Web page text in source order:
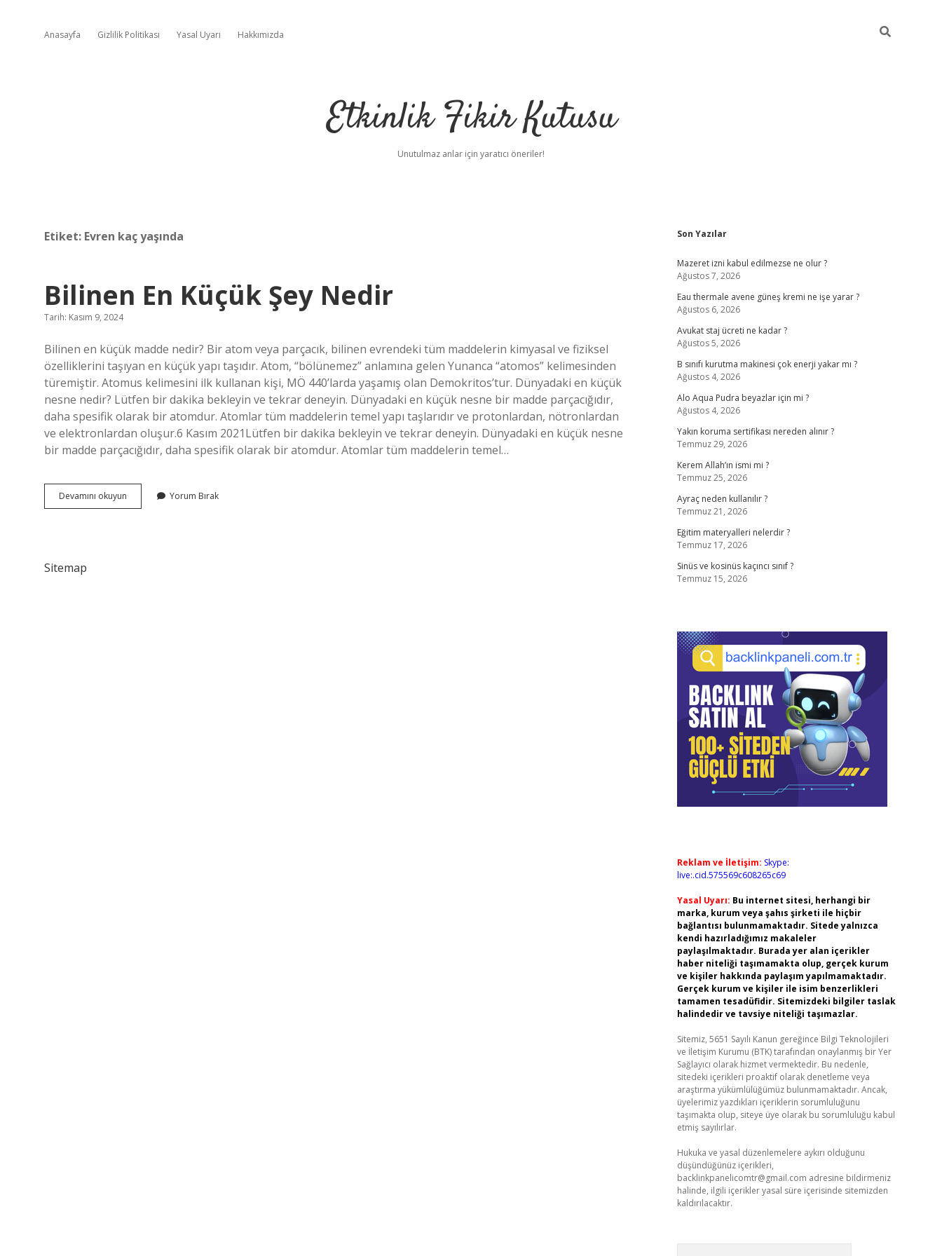
Anasayfa Gizlilik Politikası Yasal Uyarı Hakkımızda
Etkinlik Fikir Kutusu
Unutulmaz anlar için yaratıcı öneriler!
Etiket: Evren kaç yaşında
Bilinen En Küçük Şey Nedir
Tarih: Kasım 9, 2024
Bilinen en küçük madde nedir? Bir atom veya parçacık, bilinen evrendeki tüm maddelerin kimyasal ve fiziksel
özelliklerini taşıyan en küçük yapı taşıdır. Atom, “bölünemez” anlamına gelen Yunanca “atomos” kelimesinden
türemiştir. Atomus kelimesini ilk kullanan kişi, MÖ 440’larda yaşamış olan Demokritos’tur. Dünyadaki en küçük
nesne nedir? Lütfen bir dakika bekleyin ve tekrar deneyin. Dünyadaki en küçük nesne bir madde parçacığıdır,
daha spesifik olarak bir atomdur. Atomlar tüm maddelerin temel yapı taşlarıdır ve protonlardan, nötronlardan
ve elektronlardan oluşur.6 Kasım 2021Lütfen bir dakika bekleyin ve tekrar deneyin. Dünyadaki en küçük nesne
bir madde parçacığıdır, daha spesifik olarak bir atomdur. Atomlar tüm maddelerin temel…
Devamını okuyun
En
Yorum Bırak
Sitemap
Sidebar
Son Yazılar
Mazeret izni kabul edilmezse ne olur ?
Ağustos 7, 2026
Eau thermale avene güneş kremi ne işe yarar ?
Ağustos 6, 2026
Avukat staj ücreti ne kadar ?
Ağustos 5, 2026
B sınıfı kurutma makinesi çok enerji yakar mı ?
Ağustos 4, 2026
Alo Aqua Pudra beyazlar için mi ?
Ağustos 4, 2026
Yakın koruma sertifikası nereden alınır ?
Temmuz 29, 2026
Kerem Allah’ın ismi mi ?
Temmuz 25, 2026
Ayraç neden kullanılır ?
Temmuz 21, 2026
Eğitim materyalleri nelerdir ?
Temmuz 17, 2026
Sinüs ve kosinüs kaçıncı sınıf ?
Temmuz 15, 2026
Reklam ve İletişim: Skype:
live:.cid.575569c608265c69
Yasal Uyarı: Bu internet sitesi, herhangi bir
marka, kurum veya şahıs şirketi ile hiçbir
bağlantısı bulunmamaktadır. Sitede yalnızca
kendi hazırladığımız makaleler
paylaşılmaktadır. Burada yer alan içerikler
haber niteliği taşımamakta olup, gerçek kurum
ve kişiler hakkında paylaşım yapılmamaktadır.
Gerçek kurum ve kişiler ile isim benzerlikleri
tamamen tesadüfidir. Sitemizdeki bilgiler taslak
halindedir ve tavsiye niteliği taşımazlar.
Sitemiz, 5651 Sayılı Kanun gereğince Bilgi Teknolojileri
ve İletişim Kurumu (BTK) tarafından onaylanmış bir Yer
Sağlayıcı olarak hizmet vermektedir. Bu nedenle,
sitedeki içerikleri proaktif olarak denetleme veya
araştırma yükümlülüğümüz bulunmamaktadır. Ancak,
üyelerimiz yazdıkları içeriklerin sorumluluğunu
taşımakta olup, siteye üye olarak bu sorumluluğu kabul
etmiş sayılırlar.
Hukuka ve yasal düzenlemelere aykırı olduğunu
düşündüğünüz içerikleri,
backlinkpanelicomtr@gmail.com adresine bildirmeniz
halinde, ilgili içerikler yasal süre içerisinde sitemizden
kaldırılacaktır.